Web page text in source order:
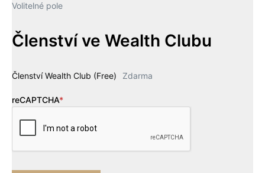
Volitelné pole
Členství ve Wealth Clubu
Členství Wealth Club (Free) Zdarma
reCAPTCHA*